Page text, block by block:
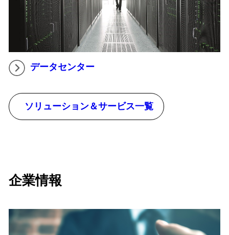
データセンター
ソリューション＆サービス一覧
企業情報